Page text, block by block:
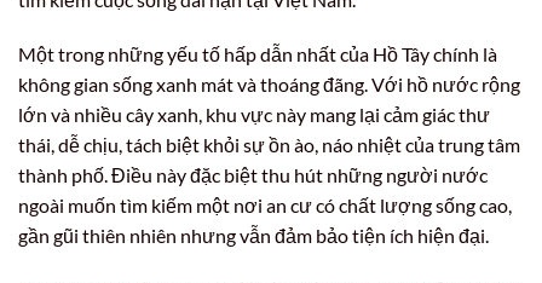
Một trong những yếu tố hấp dẫn nhất của Hồ Tây chính là
không gian sống xanh mát và thoáng đãng. Với hồ nước rộng
lớn và nhiều cây xanh, khu vực này mang lại cảm giác thư
thái, dễ chịu, tách biệt khỏi sự ồn ào, náo nhiệt của trung tâm
thành phố. Điều này đặc biệt thu hút những người nước
ngoài muốn tìm kiếm một nơi an cư có chất lượng sống cao,
gần gũi thiên nhiên nhưng vẫn đảm bảo tiện ích hiện đại.